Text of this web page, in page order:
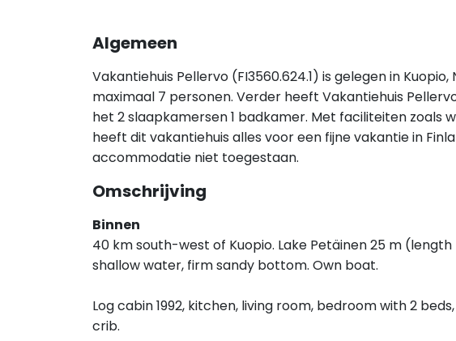
Algemeen
Vakantiehuis Pellervo (FI3560.624.1) is gelegen in
maximaal 7 personen. Verder heeft Vakantiehuis
het 2 slaapkamersen 1 badkamer. Met faciliteiten zoals
heeft dit vakantiehuis alles voor een fijne vakantie in
accommodatie niet toegestaan.
Omschrijving
Binnen
40 km south-west of Kuopio. Lake Petäinen 25 m
shallow water, firm sandy bottom. Own boat.
Log cabin 1992, kitchen, living room, bedroom with 2
crib.